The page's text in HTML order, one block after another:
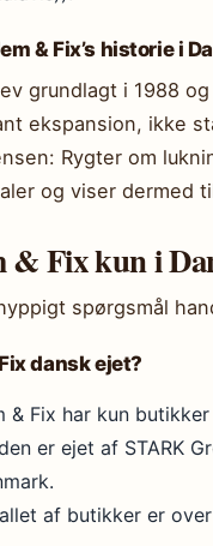
& Fix’s historie i
grundlagt i 1988
ekspansion, ikke
Rygter om
og viser dermed
& Fix kun i
spørgsmål
dansk ejet?
& Fix har kun
er ejet af STARK
af butikker er